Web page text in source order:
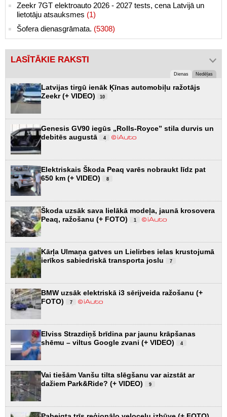
Zeekr 7GT elektroauto 2026 - 2027 tests, cena Latvijā un
lietotāju atsauksmes (1)
Šofera dienasgrāmata. (5308)
LASĪTĀKIE RAKSTI
Dienas Nedēļas
Latvijas tirgū ienāk Ķīnas automobiļu ražotājs
Zeekr (+ VIDEO)
10
Genesis GV90 iegūs „Rolls-Royce” stila durvis un
debitēs augustā
4
Elektriskais Škoda Peaq varēs nobraukt līdz pat
650 km (+ VIDEO)
8
Škoda uzsāk sava lielākā modeļa, jaunā krosovera
Peaq, ražošanu (+ FOTO)
1
Kārļa Ulmaņa gatves un Lielirbes ielas krustojumā
ierīkos sabiedriskā transporta joslu
7
BMW uzsāk elektriskā i3 sērijveida ražošanu (+
FOTO)
7
Elviss Strazdiņš brīdina par jaunu krāpšanas
shēmu – viltus Google zvani (+ VIDEO)
4
Vai tiešām Vanšu tilta slēgšanu var aizstāt ar
dažiem Park&Ride? (+ VIDEO)
9